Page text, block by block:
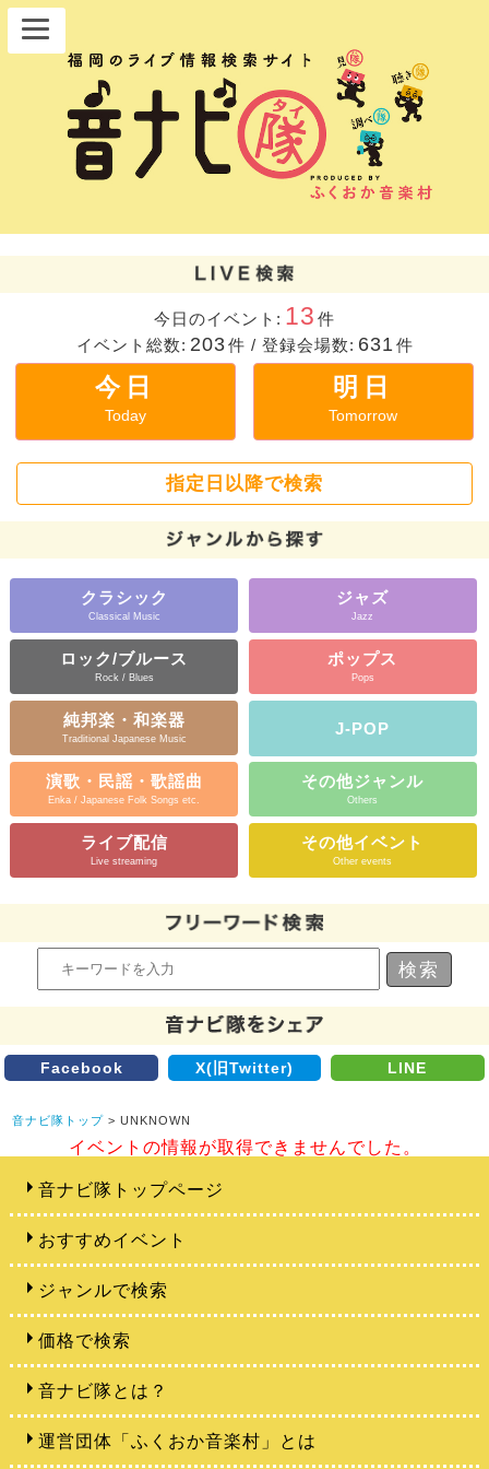
今日のイベント: 13 件
イベント総数: 203件 / 登録会場数: 631 件
今日
Today
明日
Tomorrow
指定日以降で検索
クラシック
Classical Music
ジャズ
Jazz
ロック/ブルース
Rock / Blues
ポップス
Pops
純邦楽・和楽器
Traditional Japanese Music
J-POP
演歌・民謡・歌謡曲
Enka / Japanese Folk Songs etc.
その他ジャンル
Others
ライブ配信
Live streaming
その他イベント
Other events
Facebook X(旧Twitter) LINE
音ナビ隊トップ > UNKNOWN
イベントの情報が取得できませんでした。
音ナビ隊トップページ
おすすめイベント
ジャンルで検索
価格で検索
音ナビ隊とは？
運営団体「ふくおか音楽村」とは